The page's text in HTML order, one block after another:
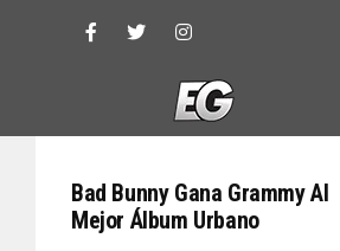
Bad Bunny Gana Grammy Al
Mejor Álbum Urbano